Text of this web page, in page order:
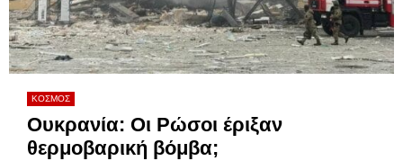
ΚΟΣΜΟΣ
Ουκρανία: Οι Ρώσοι έριξαν
θερμοβαρική βόμβα;